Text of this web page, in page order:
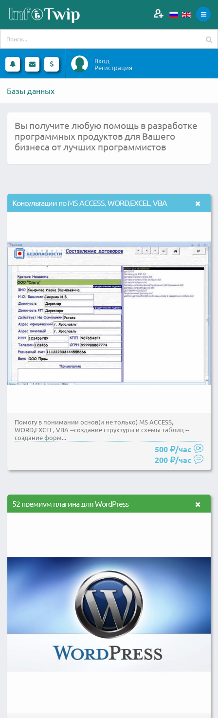
Вход
Регистрация
Базы данных
Вы получите любую помощь в разработке
программных продуктов для Вашего
бизнеса от лучших программистов
Консультации по MS ACCESS, WORD,EXCEL, VBA
Помогу в понимании основ(и не только) MS ACCESS,
WORD,EXCEL, VBA --создание структуры и схемы таблиц --
создание форм...
500
/час
200
/час
52 премиум плагина для WordPress